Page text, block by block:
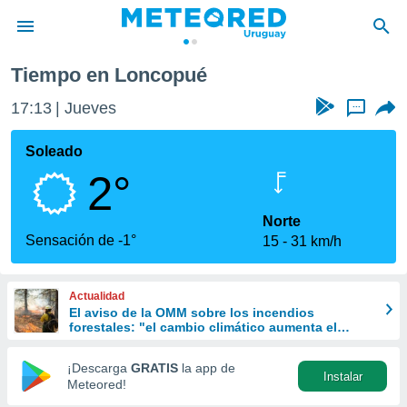
de
ha
calidad.
a este
las
y
forma
digital
basada
Tiempo en Loncopué
17:13 Jueves ...
Soleado
2°
Sensación de -1°
Norte
15
31 km/h
Actualidad
El aviso de la OMM sobre los incendios
forestales: "el cambio climático aumenta el
¡Descarga GRATIS la app de
Meteored!
Instalar